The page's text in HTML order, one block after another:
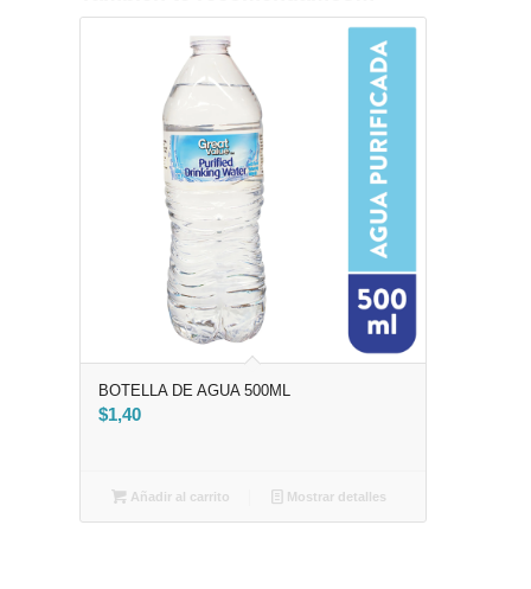
BOTELLA DE AGUA 500ML
$1,40
Añadir al carrito Mostrar detalles